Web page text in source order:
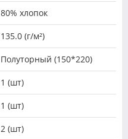
80% хлопок
135.0 (г/м²)
Полуторный (150*220)
1 (шт)
1 (шт)
2 (шт)